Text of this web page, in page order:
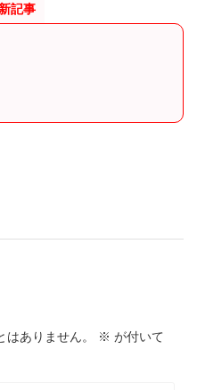
記事
ありません。 ※ が付いて